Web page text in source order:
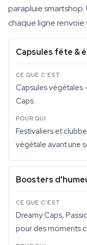
parapluie
chaque ligne
Capsules fête &
Capsules végétales
Caps
Festivaliers et
végétale avant une
Boosters
Dreamy Caps,
pour des moments